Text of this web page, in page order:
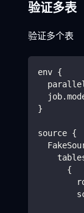
验证多表
验证多个表
env {
}
source {
      {